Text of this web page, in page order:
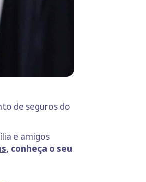
de seguros do
e amigos
conheça o seu